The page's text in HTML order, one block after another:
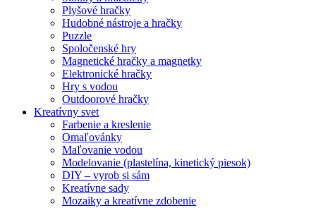
Plyšové hračky
Hudobné nástroje a hračky
Puzzle
Spoločenské hry
Magnetické hračky a magnetky
Elektronické hračky
Hry s vodou
Outdoorové hračky
Kreatívny svet
Farbenie a kreslenie
Omaľovánky
Maľovanie vodou
Modelovanie (plastelína, kinetický piesok)
DIY – vyrob si sám
Kreatívne sady
Mozaiky a kreatívne zdobenie